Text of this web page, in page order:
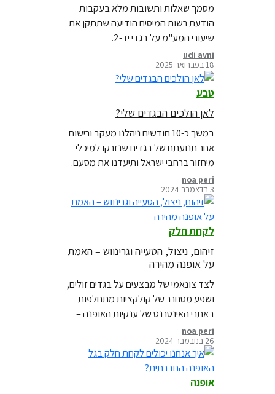
מסמך שאלות ותשובות מלא בעקבות
הודעת רשות המיסים הודיעה שתתקן את
שיעורי המע"מ על בגדי יד-2.
udi avni
18 בפברואר 2025
טבע
לאן הולכים הבגדים שלי?
במשך כ-10 חודשים ניהלנו מעקב ורישום
אחר תנועתם של בגדים שנזרקו למיכלי
מיחזור ברחבי ישראל ותיעדנו את מסעם.
לאן הם הגיעו ומה עלה בגורלם? קראו על
כך בבלוג חדש
noa peri
3 בדצמבר 2024
לקחת חלק
זיהום, ניצול, הטעייה וגרינווש – האמת
על אופנה מהירה
לצד צונאמי של מבצעים על בגדים זולים,
ושפע מסחרר של קולקציות מתחלפות
באתרי האינטרנט של ענקיות האופנה –
הולכת ומתבהרת התמונה המלאה של
התעשייה. קראו על כך בבלוג חדש
noa peri
26 בנובמבר 2024
אופנה